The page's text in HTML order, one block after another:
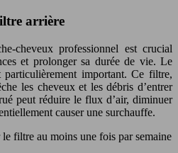
arrière
cheveux professionnel est crucial
et prolonger sa durée de vie. Le
important. Ce filtre,
les cheveux et les débris d’entrer
peut réduire le flux d’air, diminuer
causer une surchauffe.
filtre au moins une fois par semaine